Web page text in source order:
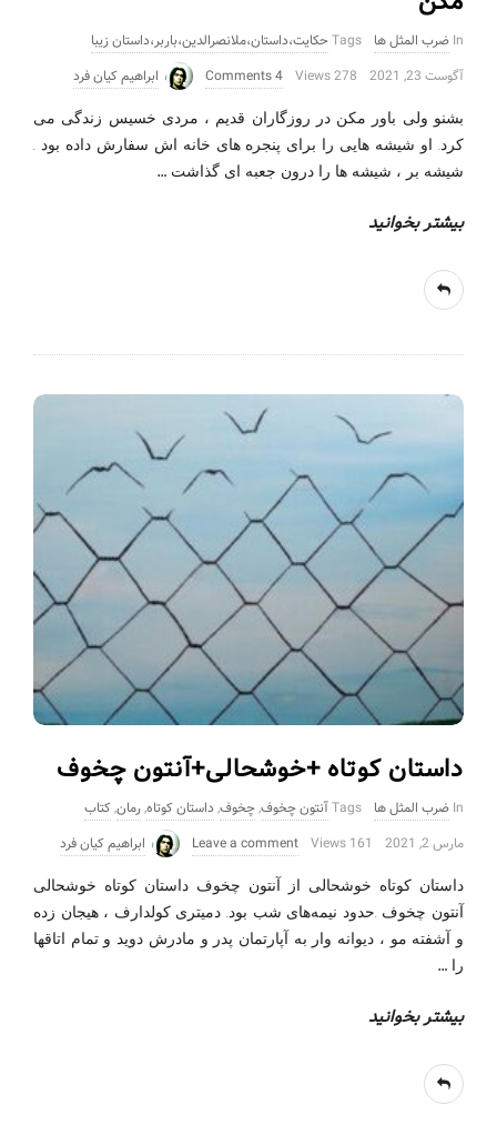
In ضرب المثل ها Tagsحکایت،داستان،ملانصرالدین،باربر،داستان زیبا
آگوست 23, 2021
278 Views
4 Comments ابراهیم کیان فرد
بشنو ولی باور مکن در روزگاران قدیم ، مردی خسیس زندگی می
كرد. او شيشه هایی را برای پنجره های خانه اش سفارش داده بود .
شيشه بر ، شيشه ها را درون جعبه ای گذاشت …
بیشتر بخوانید
داستان کوتاه +خوشحالی+آنتون چخوف
In ضرب المثل ها Tagsآنتون چخوف,چخوف,داستان کوتاه,رمان, کتاب
مارس 2, 2021
161 Views
Leave a comment ابراهیم کیان فرد
داستان کوتاه خوشحالی از آنتون چخوف داستان کوتاه خوشحالی
آنتون چخوف .حدود نیمه‌های شب بود. دمیتری کولدارف ، هیجان زده
و آشفته مو ، دیوانه وار به آپارتمان پدر و مادرش دوید و تمام اتاقها
را …
بیشتر بخوانید